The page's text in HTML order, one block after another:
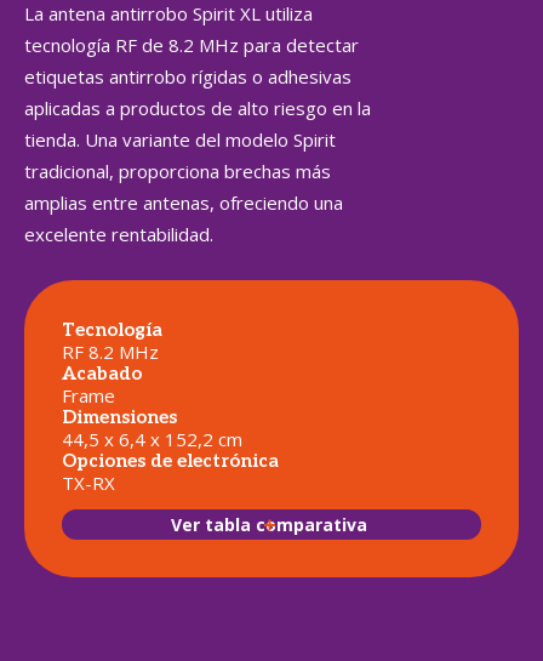
La antena antirrobo Spirit XL utiliza
tecnología RF de 8.2 MHz para detectar
etiquetas antirrobo rígidas o adhesivas
aplicadas a productos de alto riesgo en la
tienda. Una variante del modelo Spirit
tradicional, proporciona brechas más
amplias entre antenas, ofreciendo una
excelente rentabilidad.
Tecnología
RF 8.2 MHz
Acabado
Frame
Dimensiones
44,5 x 6,4 x 152,2 cm
Opciones de electrónica
TX-RX
Ver tabla comparativa